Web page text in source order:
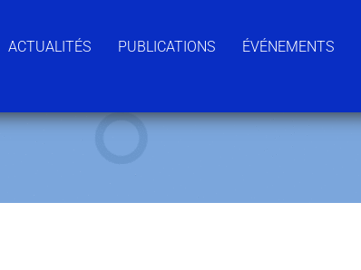
ACTUALITÉS PUBLICATIONS ÉVÉNEMENTS